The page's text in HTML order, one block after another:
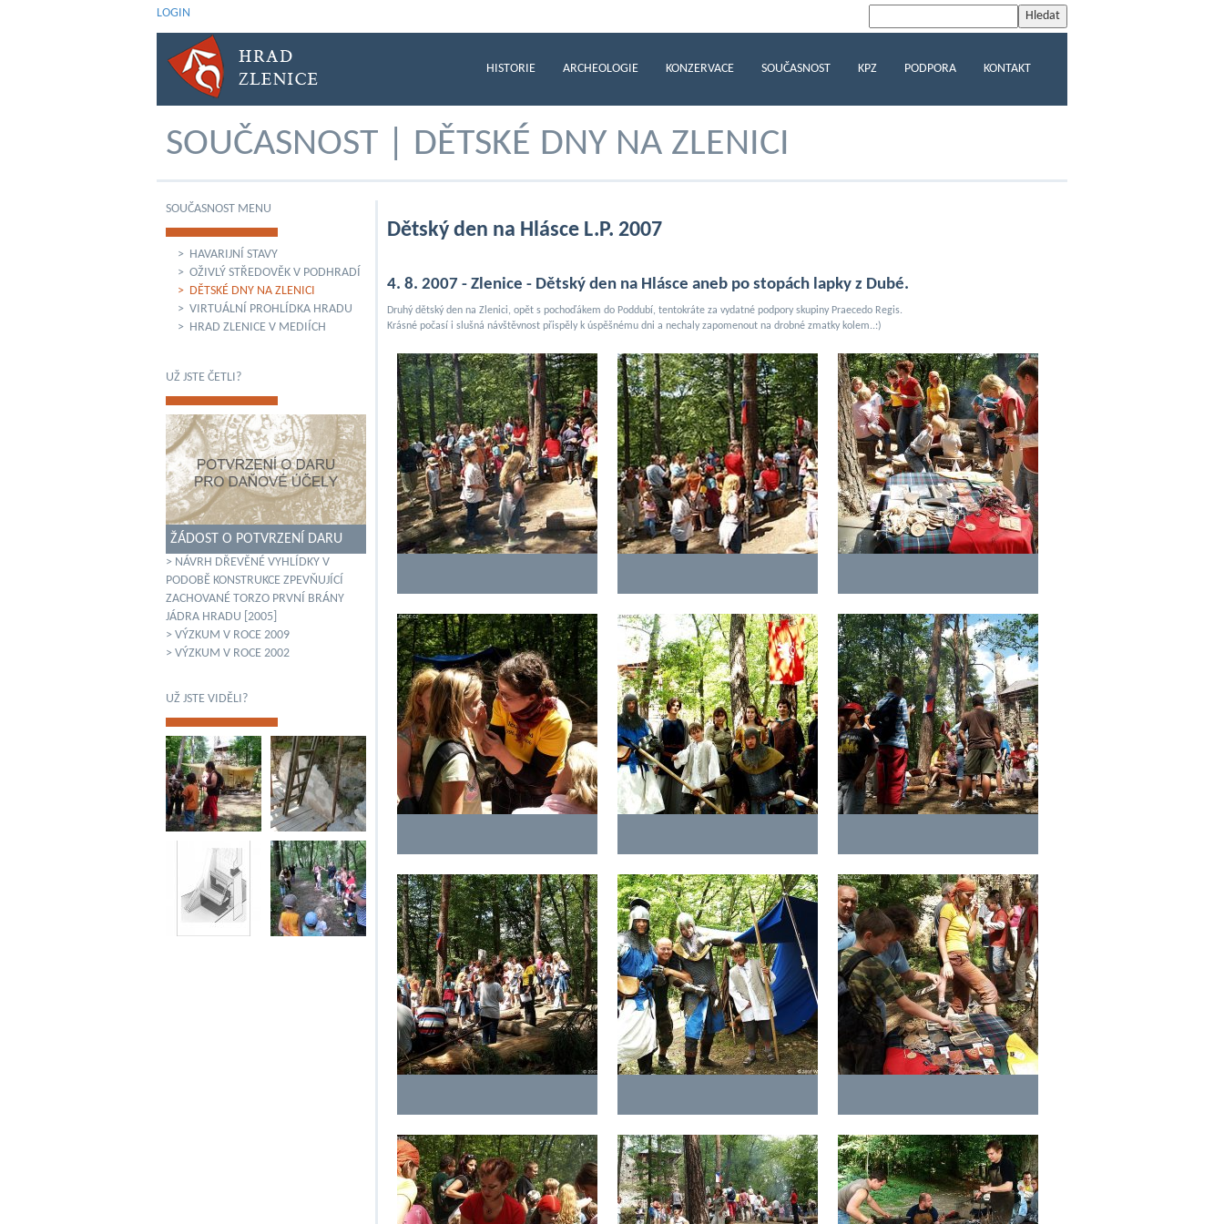
LOGIN
HISTORIE ARCHEOLOGIE KONZERVACE SOUČASNOST KPZ PODPORA KONTAKT
SOUČASNOST | DĚTSKÉ DNY NA ZLENICI
SOUČASNOST MENU
> HAVARIJNÍ STAVY
> OŽIVLÝ STŘEDOVĚK V PODHRADÍ
> DĚTSKÉ DNY NA ZLENICI
> VIRTUÁLNÍ PROHLÍDKA HRADU
> HRAD ZLENICE V MEDIÍCH
UŽ JSTE ČETLI?
ŽÁDOST O POTVRZENÍ DARU
> NÁVRH DŘEVĚNÉ VYHLÍDKY V
PODOBĚ KONSTRUKCE ZPEVŇUJÍCÍ
ZACHOVANÉ TORZO PRVNÍ BRÁNY
JÁDRA HRADU [2005]
> VÝZKUM V ROCE 2009
> VÝZKUM V ROCE 2002
UŽ JSTE VIDĚLI?
Dětský den na Hlásce L.P. 2007
4. 8. 2007 - Zlenice - Dětský den na Hlásce aneb po stopách lapky z Dubé.
Druhý dětský den na Zlenici, opět s pochoďákem do Poddubí, tentokráte za vydatné podpory skupiny Praecedo Regis.
Krásné počasí i slušná návštěvnost přispěly k úspěšnému dni a nechaly zapomenout na drobné zmatky kolem..:)